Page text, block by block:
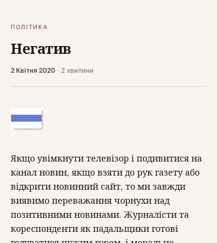
ПОЛІТИКА
Негатив
2 Квітня 2020 · 2 хвилини
Якщо увімкнути телевізор і подивитися на
канал новин, якщо взяти до рук газету або
відкрити новинний сайт, то ми завжди
виявимо переважання чорнухи над
позитивними новинами. Журналісти та
кореспонденти як падальщики готові